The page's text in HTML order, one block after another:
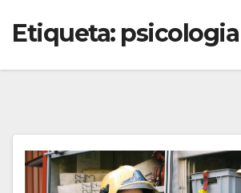
Etiqueta: psicologia